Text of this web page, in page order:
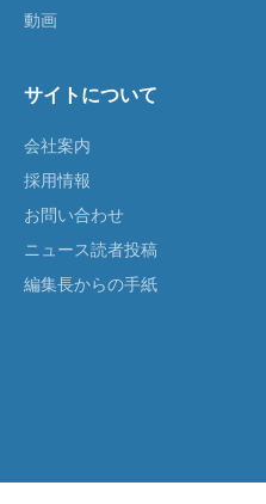
動画
サイトについて
会社案内
採用情報
お問い合わせ
ニュース読者投稿
編集長からの手紙